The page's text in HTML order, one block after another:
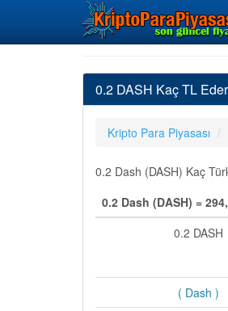
0.2 DASH Kaç TL
Kripto Para Piyasası
0.2 Dash (DASH) Kaç
0.2 Dash (DASH) =
0.2 DASH
( Dash )